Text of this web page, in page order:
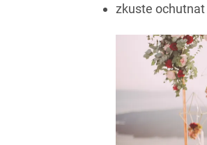
zkuste